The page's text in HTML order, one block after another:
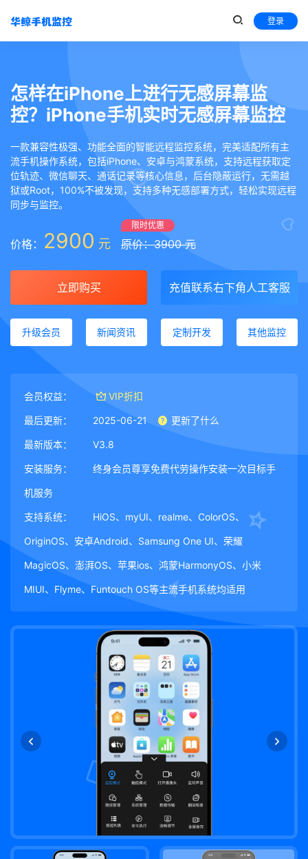
登录
怎样在iPhone上进行无感屏幕监
控？iPhone手机实时无感屏幕监控
一款兼容性极强、功能全面的智能远程监控系统，完美适配所有主
流手机操作系统，包括iPhone、安卓与鸿蒙系统，支持远程获取定
位轨迹、微信聊天、通话记录等核心信息，后台隐蔽运行，无需越
狱或Root，100%不被发现，支持多种无感部署方式，轻松实现远程
同步与监控。
价格： 2900 元
限时优惠
原价：3900 元
立即购买 充值联系右下角人工客服
升级会员 新闻资讯 定制开发 其他监控
会员权益： VIP折扣
最后更新： 2025-06-21 更新了什么
最新版本： V3.8
安装服务： 终身会员尊享免费代劳操作安装一次目标手
机服务
支持系统： HiOS、myUI、realme、ColorOS、
OriginOS、安卓Android、Samsung One UI、荣耀
MagicOS、澎湃OS、苹果ios、鸿蒙HarmonyOS、小米
MIUI、Flyme、Funtouch OS等主流手机系统均适用